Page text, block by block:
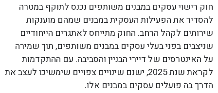
חוק רישוי עסקים במבנים משותפים נכנס לתוקף במטרה
להסדיר את הפעילות העסקית במבנים שמהם מוענקות
שירותים לקהל הרחב. החוק מתייחס לאתגרים הייחודיים
שניצבים בפני בעלי עסקים במבנים משותפים, תוך שמירה
על האינטרסים של דיירי הבניין והסביבה. עם ההתקדמות
לקראת שנת 2025, ישנם שינויים צפויים שימשיכו לעצב את
הדרך בה פועלים עסקים במבנים אלו.